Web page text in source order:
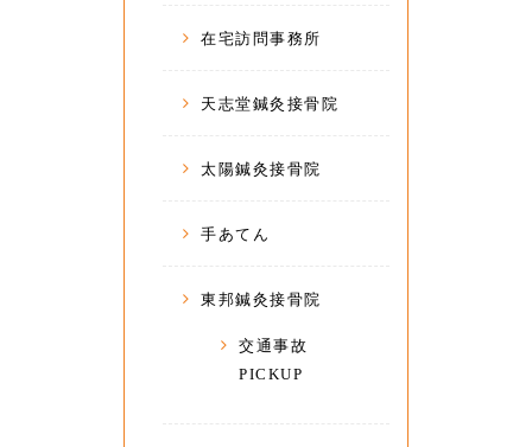
在宅訪問事務所
天志堂鍼灸接骨院
太陽鍼灸接骨院
手あてん
東邦鍼灸接骨院
交通事故
PICKUP